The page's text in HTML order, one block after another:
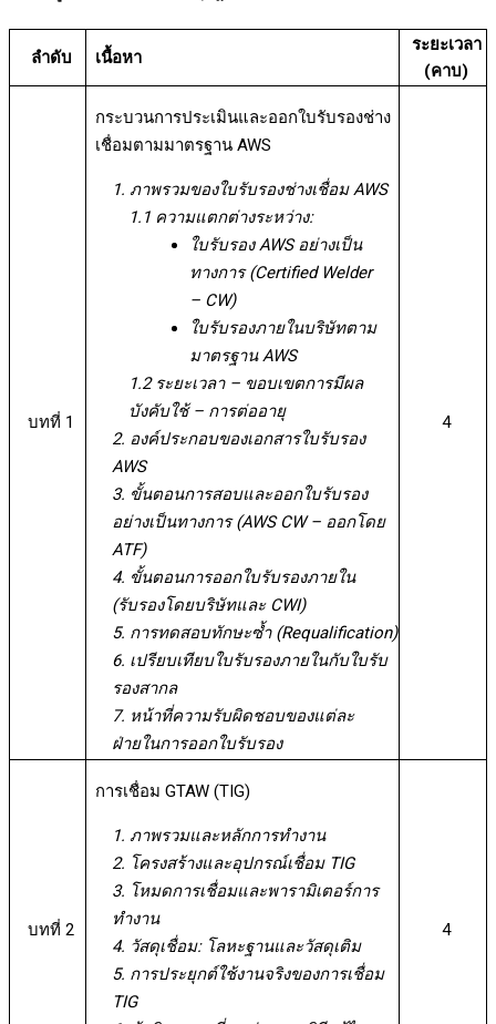
ลำดับ เนื้อหา
ระยะเวลา
(คาบ)
บทที่ 1
กระบวนการประเมินและออกใบรับรองช่าง
เชื่อมตามมาตรฐาน AWS
1. ภาพรวมของใบรับรองช่างเชื่อม AWS
1.1 ความแตกต่างระหว่าง:
ใบรับรอง AWS อย่างเป็น
ทางการ (Certified Welder
– CW)
ใบรับรองภายในบริษัทตาม
มาตรฐาน AWS
1.2 ระยะเวลา – ขอบเขตการมีผล
บังคับใช้ – การต่ออายุ
2. องค์ประกอบของเอกสารใบรับรอง
AWS
3. ขั้นตอนการสอบและออกใบรับรอง
อย่างเป็นทางการ (AWS CW – ออกโดย
ATF)
4. ขั้นตอนการออกใบรับรองภายใน
(รับรองโดยบริษัทและ CWI)
5. การทดสอบทักษะซ้ำ (Requalification)
6. เปรียบเทียบใบรับรองภายในกับใบรับ
รองสากล
7. หน้าที่ความรับผิดชอบของแต่ละ
ฝ่ายในการออกใบรับรอง
4
บทที่ 2
การเชื่อม GTAW (TIG)
1. ภาพรวมและหลักการทำงาน
2. โครงสร้างและอุปกรณ์เชื่อม TIG
3. โหมดการเชื่อมและพารามิเตอร์การ
ทำงาน
4. วัสดุเชื่อม: โลหะฐานและวัสดุเติม
5. การประยุกต์ใช้งานจริงของการเชื่อม
TIG
4